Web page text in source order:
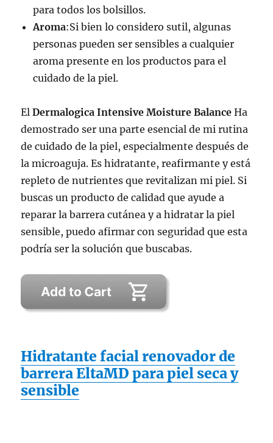
para todos los bolsillos.
Aroma:Si bien lo considero sutil, algunas
personas pueden ser sensibles a cualquier
aroma presente en los productos para el
cuidado de la piel.
ElDermalogica Intensive Moisture Balance Ha
demostrado ser una parte esencial de mi rutina
de cuidado de la piel, especialmente después de
la microaguja. Es hidratante, reafirmante y está
repleto de nutrientes que revitalizan mi piel. Si
buscas un producto de calidad que ayude a
reparar la barrera cutánea y a hidratar la piel
sensible, puedo afirmar con seguridad que esta
podría ser la solución que buscabas.
Hidratante facial renovador de
barrera EltaMD para piel seca y
sensible